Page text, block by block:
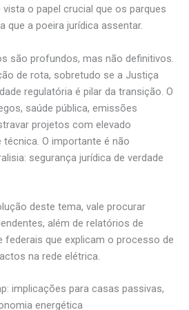
o papel crucial que os parques
que a poeira jurídica assentar.
são profundos, mas não definitivos.
de rota, sobretudo se a Justiça
regulatória é pilar da transição. O
saúde pública, emissões
projetos com elevado
O importante é não
segurança jurídica de verdade
deste tema, vale procurar
além de relatórios de
federais que explicam o processo de
na rede elétrica.
implicações para casas passivas,
energética